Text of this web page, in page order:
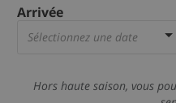
Arrivée
Sélectionnez une date
Hors haute saison, vous